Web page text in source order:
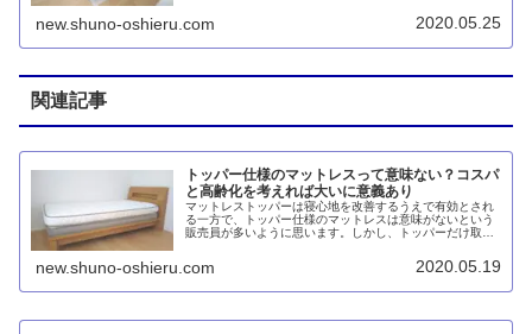
て移動が楽。ベンチレーター付きで通気性も確保されてお
り、トッパーに東洋紡のシュレープを使っていて羽毛のよ
new.shuno-oshieru.com 2020.05.25
関連記事
トッパー仕様のマットレスって意味ない？コスパ
と高齢化を考えれば大いに意義あり
マットレストッパーは寝心地を改善するうえで有効とされ
る一方で、トッパー仕様のマットレスは意味がないという
販売員が多いように思います。しかし、トッパーだけ取り
を前提に考えると2枚に分けて向きを変えたり陰干しでき
るというメリットがあるのではないでしょうか。
new.shuno-oshieru.com 2020.05.19